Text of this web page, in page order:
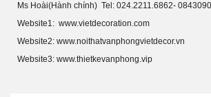
Ms Hoài(Hành chính) Tel: 024.2211.6862-
Website1: www.vietdecoration.com
Website2: www.noithatvanphongvietdecor.vn
Website3: www.thietkevanphong.vip